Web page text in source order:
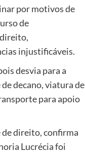
por motivos de
de
injustificáveis.
desvia para a
decano, viatura de
para apoio
de direito, confirma
Lucrécia foi